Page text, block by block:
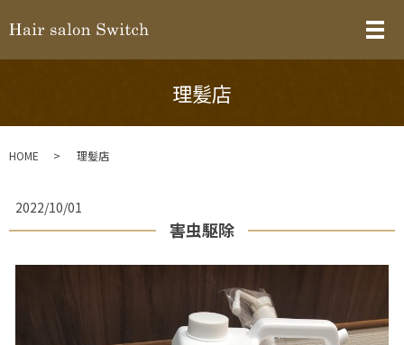
メ
理髪店
HOME 理髪店
2022/10/01
害虫駆除